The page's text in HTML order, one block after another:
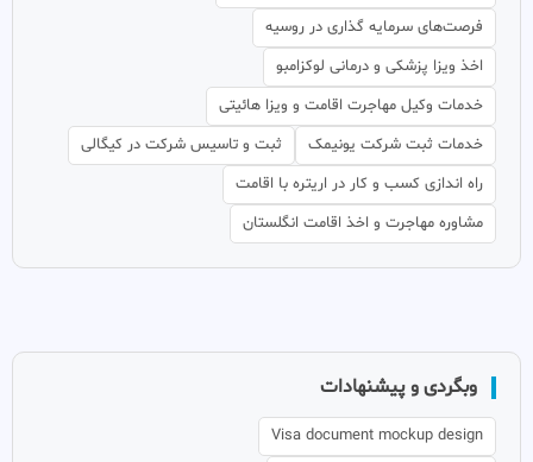
فرصت‌های سرمایه گذاری در روسیه
اخذ ویزا پزشکی و درمانی لوکزامبو
خدمات وکیل مهاجرت اقامت و ویزا هائیتی
خدمات ثبت شرکت یونیمک
ثبت و تاسیس شرکت در کیگالی
راه اندازی کسب و کار در اریتره با اقامت
مشاوره مهاجرت و اخذ اقامت انگلستان
وبگردی و پیشنهادات
Visa document mockup design